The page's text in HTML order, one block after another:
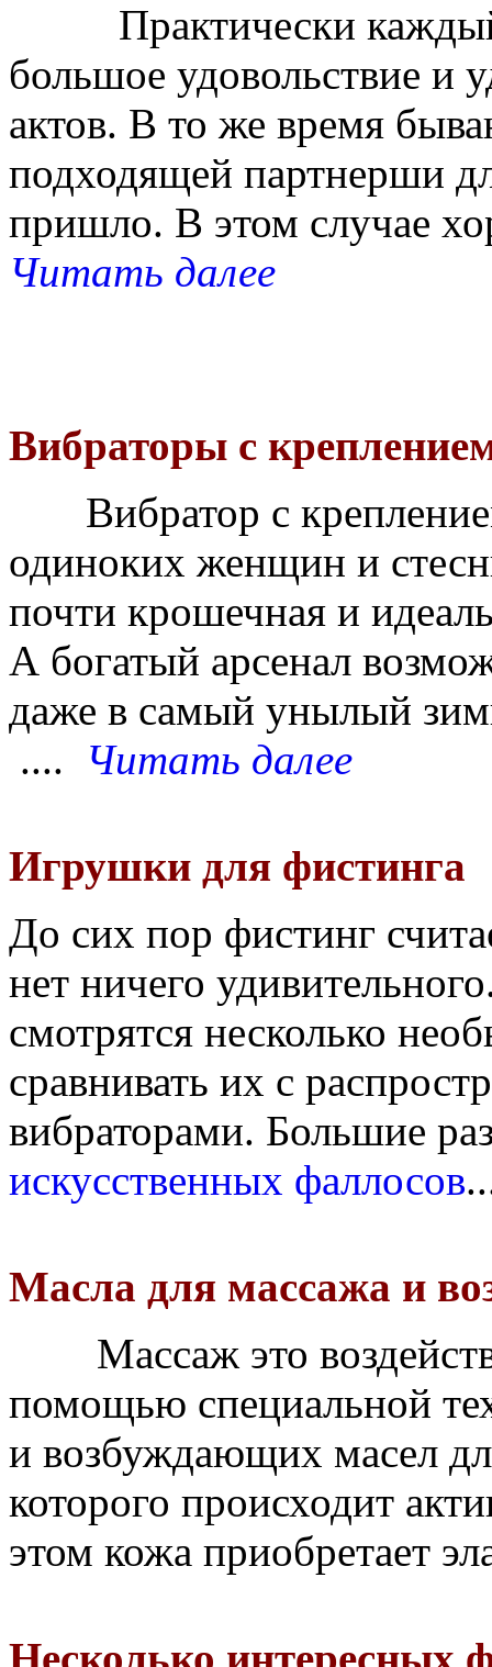
Практически каждый
большое удовольствие и
актов. В то же время
подходящей партнерши
пришло. В этом случае
Читать далее
Вибраторы с
Вибратор с
одиноких женщин и
почти крошечная и
А богатый арсенал
даже в самый унылый
....
Читать далее
Игрушки для фистинга
До сих пор фистинг
нет ничего
смотрятся несколько
сравнивать их с
вибраторами. Большие
искусственных фаллосов
Масла для массажа и
Массаж это
помощью специальной
и возбуждающих масел
которого происходит
этом кожа приобретает